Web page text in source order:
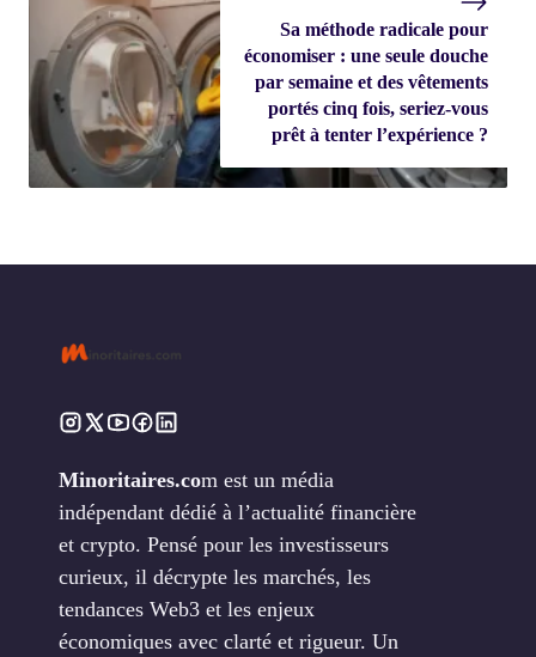
Sa méthode radicale pour
économiser : une seule douche
par semaine et des vêtements
portés cinq fois, seriez-vous
prêt à tenter l’expérience ?
Minoritaires.com est un média
indépendant dédié à l’actualité financière
et crypto. Pensé pour les investisseurs
curieux, il décrypte les marchés, les
tendances Web3 et les enjeux
économiques avec clarté et rigueur. Un